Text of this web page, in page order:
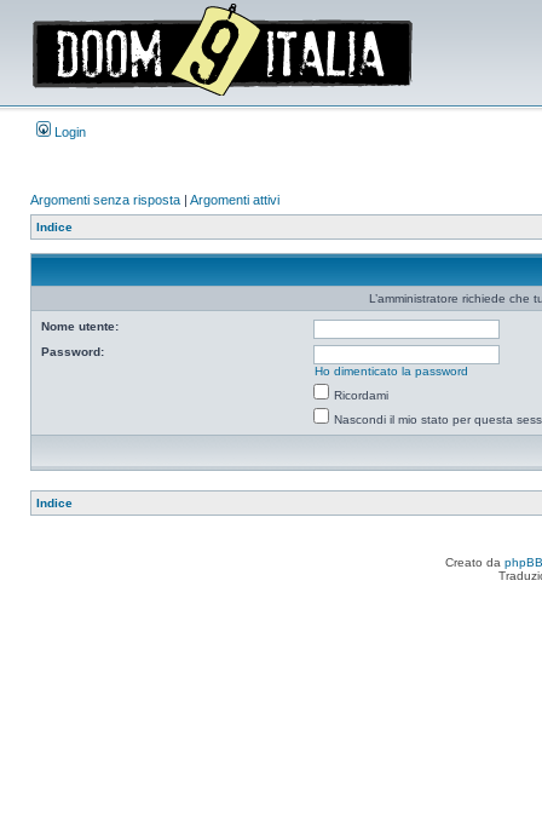
Login
Argomenti senza risposta | Argomenti attivi
Indice
L’amministratore richiede che
Nome utente:
Password:
Ho dimenticato la password
Ricordami
Nascondi il mio stato per questa
Indice
Creato da phpBB